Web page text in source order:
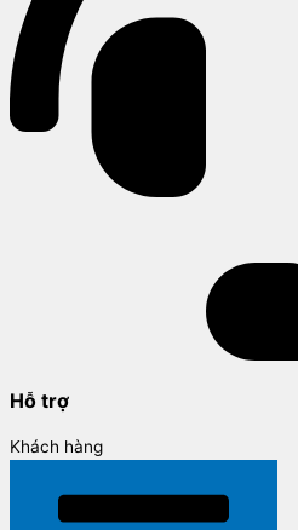
Hỗ trợ
Khách hàng